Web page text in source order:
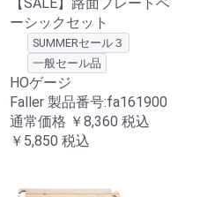
ーシックセット
SUMMERセール３
一般セール品
HOゲージ
Faller 製品番号:fa161900
通常価格 ￥8,360 税込
￥5,850 税込